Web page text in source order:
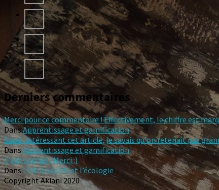
Derniers commentaires
Merci pour ce commentaire ! Effectivement, le chiffre est
DansApprentissage et gamification
Super intéressant cet article, je savais qu'on retenait pas
Dans Apprentissage et gamification
C'est corrigé ! Merci :)
DansL’UX research et l’écologie
Copyright Akiani 2020